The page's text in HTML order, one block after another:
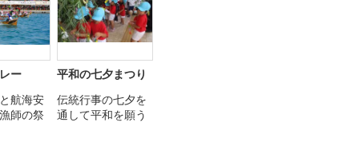
ー
航海安
師の祭
平和の七夕まつり
伝統行事の七夕を
通して平和を願う